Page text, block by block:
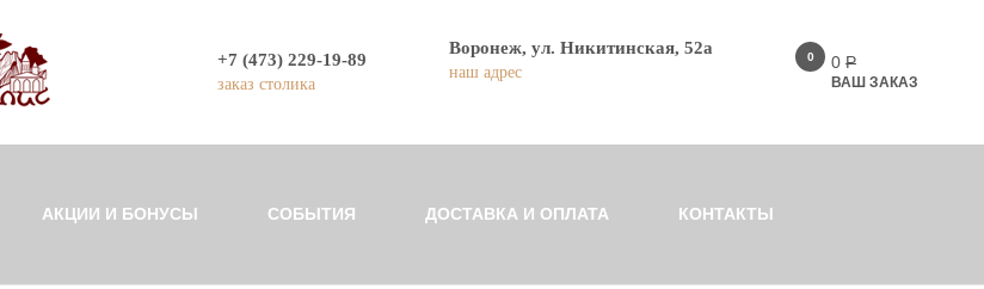
+7 (473) 229-19-89
заказ столика
Воронеж, ул. Никитинская, 52а
наш адрес
0 0 Р
ВАШ ЗАКАЗ
АКЦИИ И БОНУСЫ СОБЫТИЯ ДОСТАВКА И ОПЛАТА КОНТАКТЫ